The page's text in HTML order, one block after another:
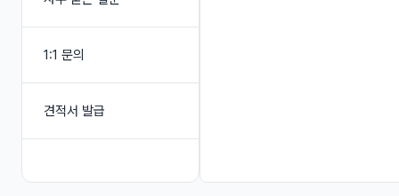
1:1 문의
견적서 발급